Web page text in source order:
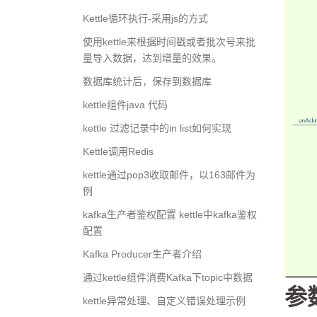
Kettle循环执行-采用js的方式
使用kettle来根据时间戳或者批次号来批
量导入数据，达到增量的效果。
数据库统计后，保存到数据库
kettle组件java 代码
kettle 过滤记录中的in list如何实现
Kettle调用Redis
kettle通过pop3收取邮件，以163邮件为
例
kafka生产者鉴权配置 kettle中kafka鉴权
配置
Kafka Producer生产者介绍
通过kettle组件消费Kafka下topic中数据
kettle异常处理、自定义错误处理示例 参